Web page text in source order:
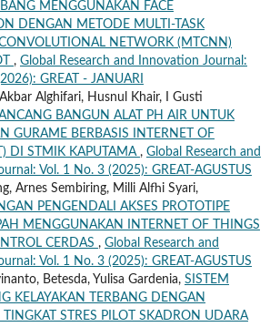
MENGGUNAKAN FACE
DENGAN METODE MULTI-TASK
NETWORK (MTCNN)
, Global Research and Innovation Journal:
GREAT - JANUARI
Alghifari, Husnul Khair, I Gusti
BANGUN ALAT PH AIR UNTUK
GURAME BERBASIS INTERNET OF
DI STMIK KAPUTAMA , Global Research and
Vol. 1 No. 3 (2025): GREAT-AGUSTUS
Arnes Sembiring, Milli Alfhi Syari,
PENGENDALI AKSES PROTOTIPE
MENGGUNAKAN INTERNET OF THINGS
CERDAS , Global Research and
Vol. 1 No. 3 (2025): GREAT-AGUSTUS
Betesda, Yulisa Gardenia, SISTEM
KELAYAKAN TERBANG DENGAN
STRES PILOT SKADRON UDARA